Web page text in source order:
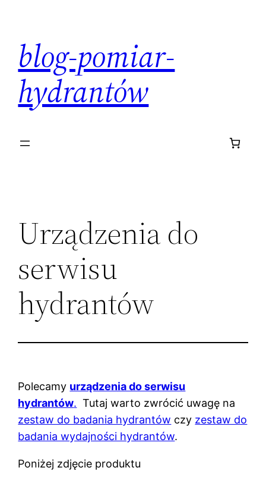
treściblog-pomiar-
hydrantów
Urządzenia do
serwisu
hydrantów
Polecamy urządzenia do serwisu
hydrantów. Tutaj warto zwrócić uwagę na
zestaw do badania hydrantów czy zestaw do
badania wydajności hydrantów.
Poniżej zdjęcie produktu